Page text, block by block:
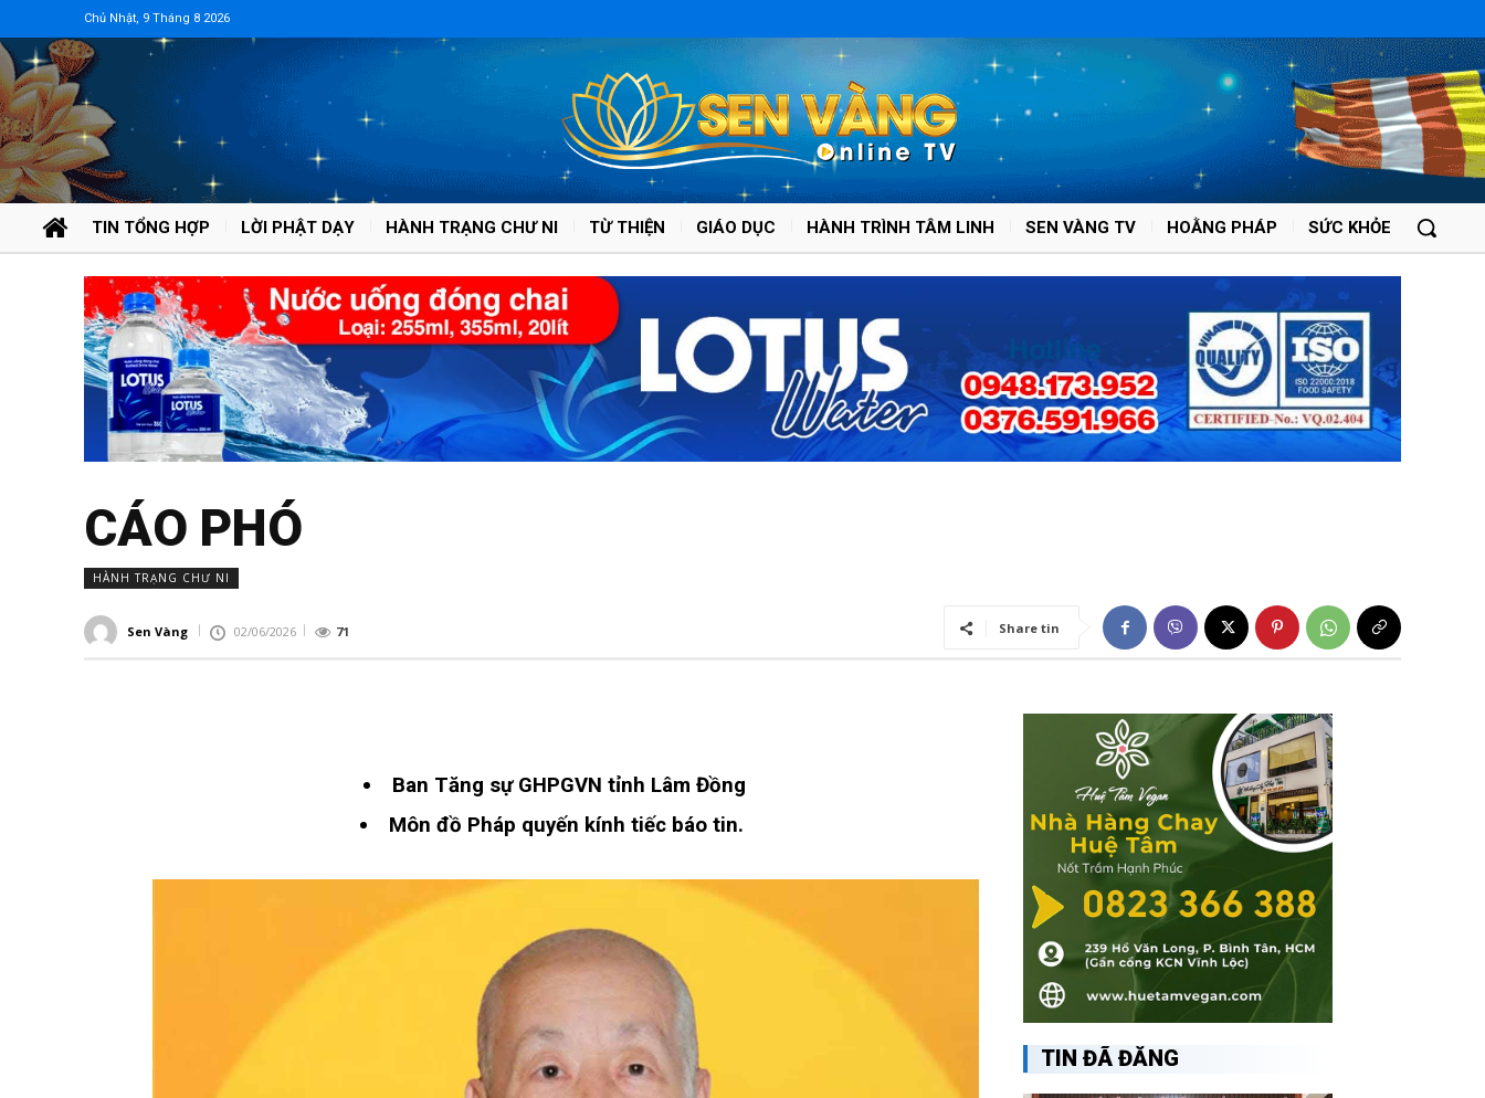
Chủ Nhật, 9 Tháng 8 2026
TIN TỔNG HỢP LỜI PHẬT DẠY HÀNH TRẠNG CHƯ NI TỪ THIỆN GIÁO DỤC HÀNH TRÌNH TÂM LINH SEN VÀNG TV HOẰNG PHÁP SỨC KHỎE
CÁO PHÓ
HÀNH TRẠNG CHƯ NI
Sen Vàng 02/06/2026 71 Share tin
Ban Tăng sự GHPGVN tỉnh Lâm Đồng
Môn đồ Pháp quyến kính tiếc báo tin.
TIN ĐÃ ĐĂNG